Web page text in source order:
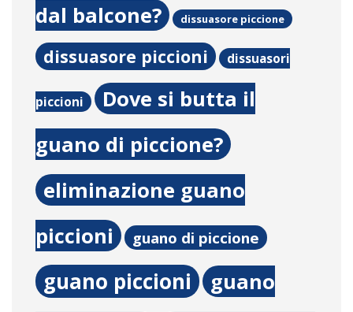
dal balcone?
dissuasore piccione
dissuasore piccioni dissuasori
piccioni
Dove si butta il
guano di piccione?
eliminazione guano
piccioni
guano di piccione
guano piccioni
guano